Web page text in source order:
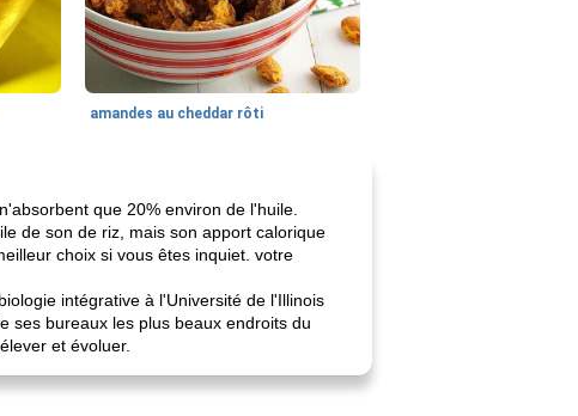
amandes au cheddar rôti
que 20% environ de l'huile.
de son de riz, mais son apport calorique
choix si vous êtes inquiet. votre
intégrative à l'Université de l'Illinois
ses bureaux les plus beaux endroits du
et évoluer.